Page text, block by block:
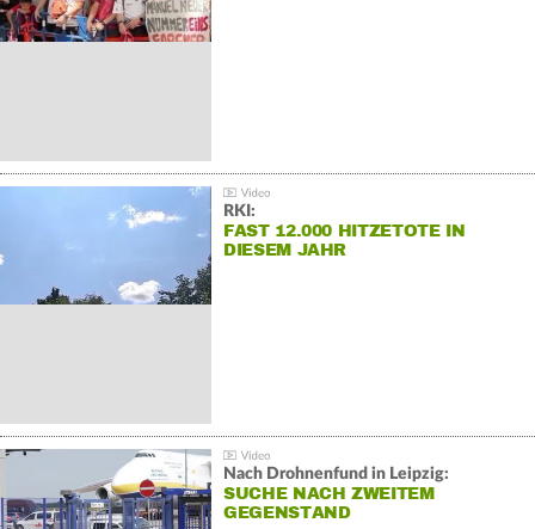
RKI:
FAST 12.000 HITZETOTE IN
DIESEM JAHR
Nach Drohnenfund in Leipzig:
SUCHE NACH ZWEITEM
GEGENSTAND